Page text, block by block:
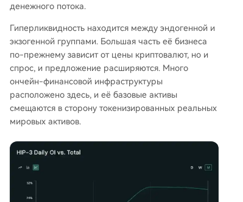
денежного потока.
Гиперликвидность находится между эндогенной и
экзогенной группами. Большая часть её бизнеса
по-прежнему зависит от цены криптовалют, но и
спрос, и предложение расширяются. Много
ончейн-финансовой инфраструктуры
расположено здесь, и её базовые активы
смещаются в сторону токенизированных реальных
мировых активов.